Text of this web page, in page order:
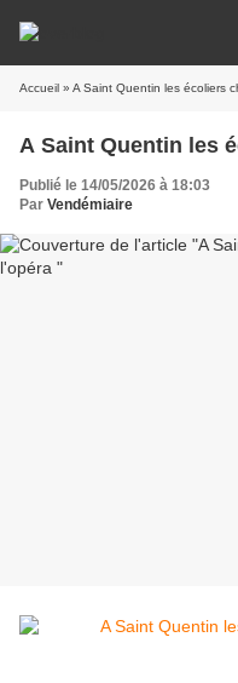
Accueil » A Saint Quentin les écoliers
A Saint Quentin les
Publié le 14/05/2026 à 18:03
Par Vendémiaire